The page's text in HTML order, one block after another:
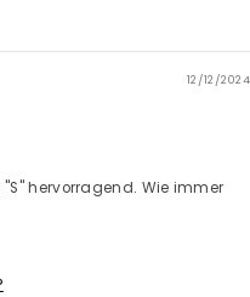
12/12/2024
hervorragend. Wie immer